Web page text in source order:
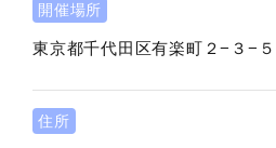
開催場所
東京都千代田区有楽町２−３−５
住所